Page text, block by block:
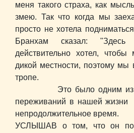
меня такого страха, как
змею. Так что когда мы
просто не хотела
Бранхам сказал:
действительно хотел,
дикой местности, поэтому
тропе.
Это было одним из
переживаний в нашей жизни
непродолжительное время.
УСЛЫШАВ о том, что он